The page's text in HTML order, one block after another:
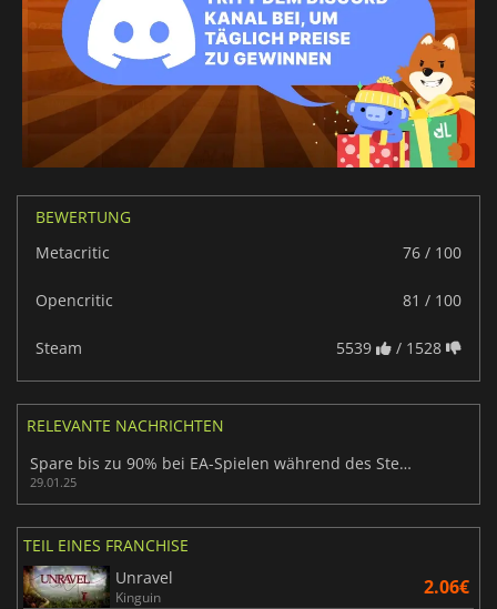
BEWERTUNG
Metacritic
76 / 100
Opencritic 81 / 100
Steam 5539 / 1528
RELEVANTE NACHRICHTEN
Spare bis zu 90% bei EA-Spielen während des Steam Lunar New Year Sale
29.01.25
TEIL EINES FRANCHISE
Unravel
Kinguin 2.06€